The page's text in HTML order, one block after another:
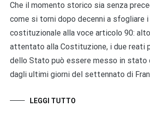
Che il momento storico sia senza
come si torni dopo decenni a sfogliare
costituzionale alla voce articolo 90:
attentato alla Costituzione, i due reati
dello Stato può essere messo in stato
dagli ultimi giorni del settennato di
LEGGI TUTTO